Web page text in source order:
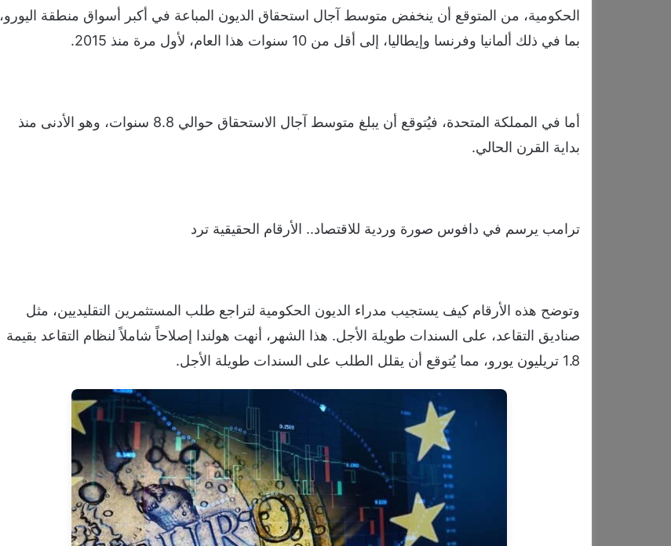
الحكومية، من المتوقع أن ينخفض متوسط آجال استحقاق الديون المباعة في أكبر أسواق منطقة اليورو،
بما في ذلك ألمانيا وفرنسا وإيطاليا، إلى أقل من 10 سنوات هذا العام، لأول مرة منذ 2015.
أما في المملكة المتحدة، فيُتوقع أن يبلغ متوسط آجال الاستحقاق حوالي 8.8 سنوات، وهو الأدنى منذ
بداية القرن الحالي.
ترامب يرسم في دافوس صورة وردية للاقتصاد.. الأرقام الحقيقية ترد
وتوضح هذه الأرقام كيف يستجيب مدراء الديون الحكومية لتراجع طلب المستثمرين التقليديين، مثل
صناديق التقاعد، على السندات طويلة الأجل. هذا الشهر، أنهت هولندا إصلاحاً شاملاً لنظام التقاعد بقيمة
1.8 تريليون يورو، مما يُتوقع أن يقلل الطلب على السندات طويلة الأجل.